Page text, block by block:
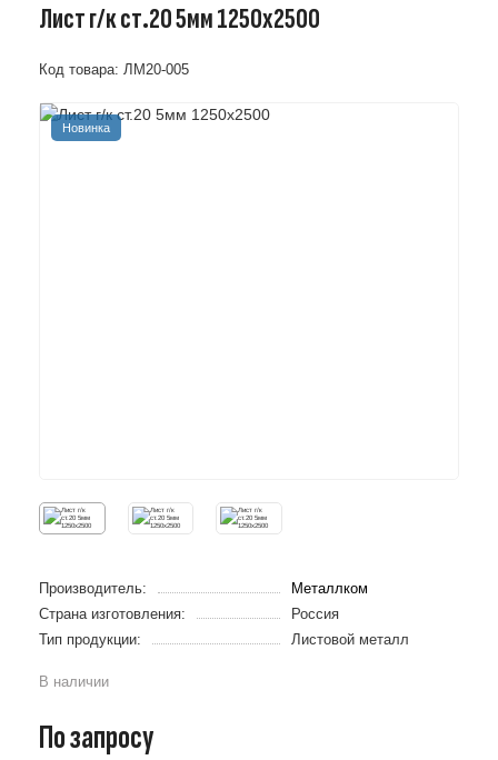
Лист г/к ст.20 5мм 1250x2500
Код товара: ЛМ20-005
Новинка
Производитель:
Металлком
Страна изготовления:
Россия
Тип продукции:
Листовой металл
В наличии
По запросу